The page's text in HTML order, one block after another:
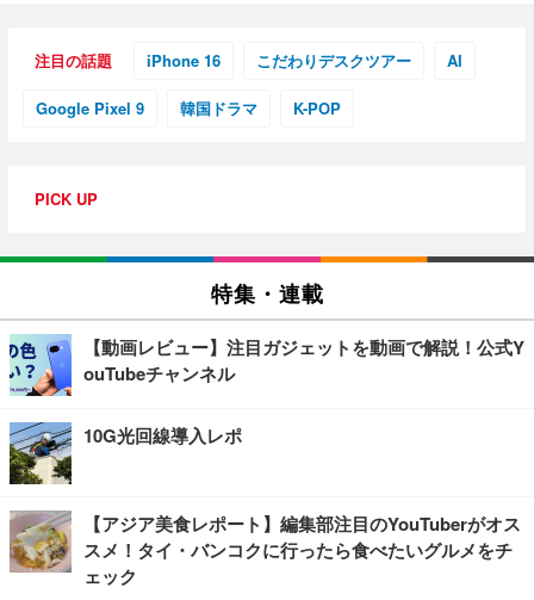
注目の話題 iPhone 16 こだわりデスクツアー AI
Google Pixel 9 韓国ドラマ K-POP
PICK UP
特集・連載
【動画レビュー】注目ガジェットを動画で解説！公式Y
ouTubeチャンネル
10G光回線導入レポ
【アジア美食レポート】編集部注目のYouTuberがオス
スメ！タイ・バンコクに行ったら食べたいグルメをチ
ェック